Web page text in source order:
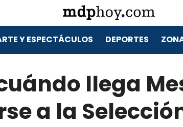
Y ESPECTÁCULOS DEPORTES
llega
a la